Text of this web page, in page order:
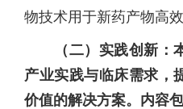
物技术用于新药产物高效
（二） 实践创新：
产业实践与临床需求，
价值的解决方案。内容包